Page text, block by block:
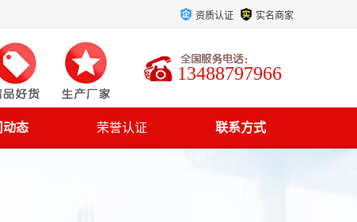
资质认证 实名商家
13488797966
动态 荣誉认证 联系方式